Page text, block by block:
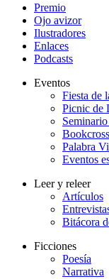
Premio
Ojo avizor
Ilustradores
Enlaces
Podcasts
Eventos
Fiesta de
Picnic de
Palabra
Eventos
Leer y releer
Artículos
Bitácora
Ficciones
Poesía
Narrativa